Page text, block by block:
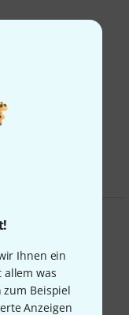
Ihnen ein
was
Beispiel
Anzeigen